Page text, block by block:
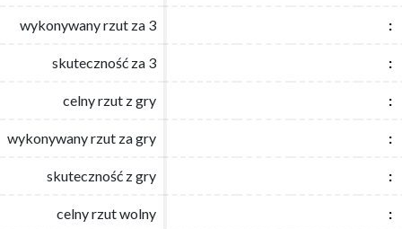
wykonywany rzut za 3 :
skuteczność za 3 :
celny rzut z gry :
wykonywany rzut za gry :
skuteczność z gry :
celny rzut wolny :
wykonywany rzut za 3 :
skuteczność za 3 :
celny rzut z gry :
wykonywany rzut za gry :
skuteczność z gry :
celny rzut wolny :